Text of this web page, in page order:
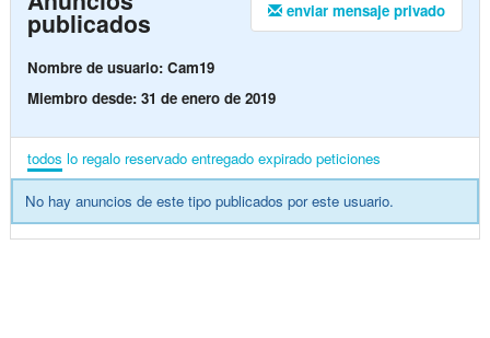
enviar mensaje privado
publicados
Nombre de usuario: Cam19
Miembro desde: 31 de enero de 2019
todos lo regalo reservado entregado expirado peticiones
No hay anuncios de este tipo publicados por este usuario.